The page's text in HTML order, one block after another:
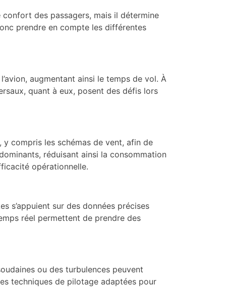
des passagers, mais il détermine
prendre en compte les différentes
augmentant ainsi le temps de vol. À
quant à eux, posent des défis lors
compris les schémas de vent, afin de
réduisant ainsi la consommation
opérationnelle.
s’appuient sur des données précises
réel permettent de prendre des
ou des turbulences peuvent
techniques de pilotage adaptées pour